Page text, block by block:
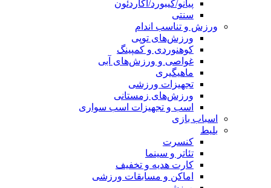
پیانو/کیبورد/آکاردئون
سنتی
ورزش و تناسب اندام
ورزش‌های توپی
کوهنوردی و کمپینگ
غواصی و ورزش‌های آبی
ماهیگیری
تجهیزات ورزشی
ورزش‌های زمستانی
اسب و تجهیزات اسب سواری
اسباب‌ بازی
بلیط
کنسرت
تئاتر و سینما
کارت هدیه و تخفیف
اماکن و مسابقات ورزشی